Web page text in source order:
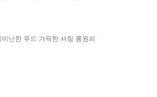
닌한 무드 가득한 셔링 롱원피